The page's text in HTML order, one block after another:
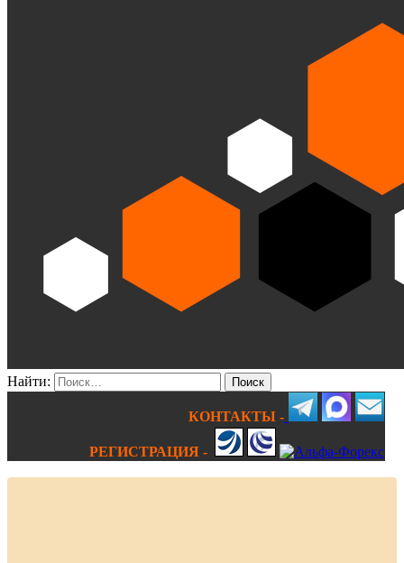
Найти:
КОНТАКТЫ -
РЕГИСТРАЦИЯ -